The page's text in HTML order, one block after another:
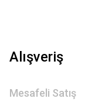
Alışveriş
Mesafeli Satış